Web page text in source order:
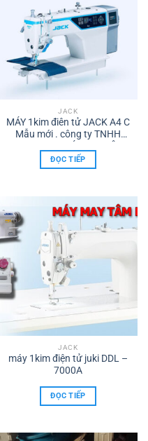
JACK
MÁY 1kim điên tử JACK A4 C
Mẫu mới . công ty TNHH
HỒNG PHÁT biên hoà đt
.0986.960. 615
ĐỌC TIẾP
JACK
máy 1kim điện tử juki DDL –
7000A
ĐỌC TIẾP